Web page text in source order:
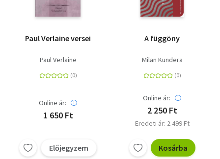
Paul Verlaine versei
Paul Verlaine
Online ár:
1 650 Ft
Előjegyzem
A függöny
Milan Kundera
Online ár:
2 250 Ft
Eredeti ár: 2 499 Ft
Kosárba